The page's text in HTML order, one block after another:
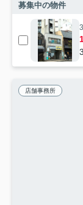
募集中の物件
店舗事務所